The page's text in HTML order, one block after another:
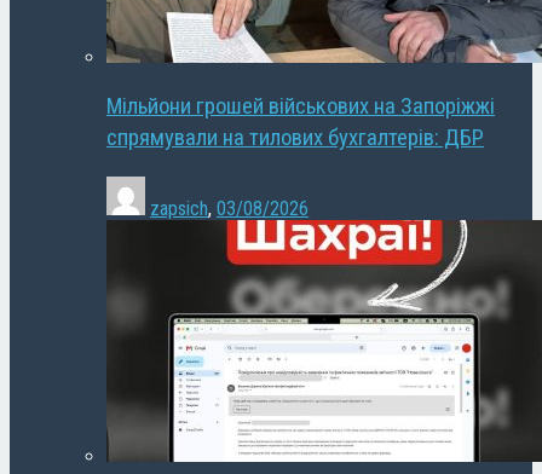
Мільйони грошей військових на Запоріжжі
спрямували на тилових бухгалтерів: ДБР
zapsich, 03/08/2026